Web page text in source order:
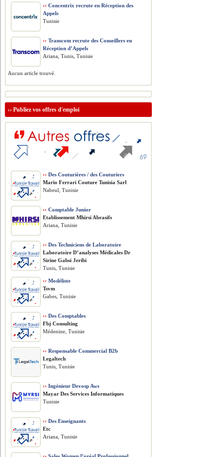
›› Concentrix recrute en Réception des
Appels
Tunisie
›› Transcom recrute des Conseillers en
Réception d’Appels
Ariana, Tunis, Tunisie
Aucun article trouvé.
››Publiez vos offres d'emploi
›› Des Couturières / des Couturiers
Mario Ferrari Couture Tunisia Sarl
Nabeul, Tunisie
›› Comptable Junior
Etablissement Mhirsi Abrasifs
Ariana, Tunisie
›› Des Techniciens de Laboratoire
Laboratoire D’analyses Médicales Dr
Sirine Gabsi Jeribi
Tunis, Tunisie
›› Modéliste
Tsvm
Gabes, Tunisie
›› Des Comptables
Fbj Consulting
Médenine, Tunisie
›› Responsable Commercial B2b
Legaltech
Tunis, Tunisie
›› Ingénieur Devosp Aws
Mayar Des Services Informatiques
Tunisie
›› Des Enseignants
Etc
Ariana, Tunisie